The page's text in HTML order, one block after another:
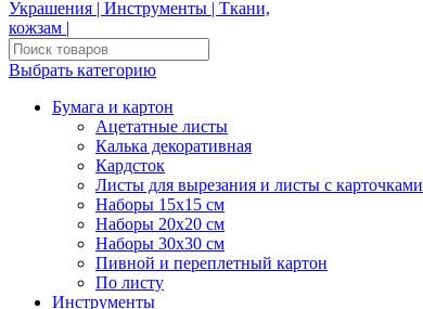
Выбрать категорию
Бумага и картон
Ацетатные листы
Калька декоративная
Кардсток
Листы для вырезания и листы с карточками
Наборы 15х15 см
Наборы 20х20 см
Наборы 30х30 см
Пивной и переплетный картон
По листу
Инструменты